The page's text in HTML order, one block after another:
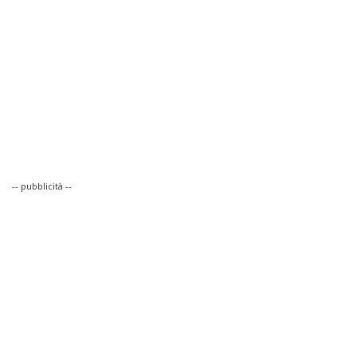
-- pubblicità --